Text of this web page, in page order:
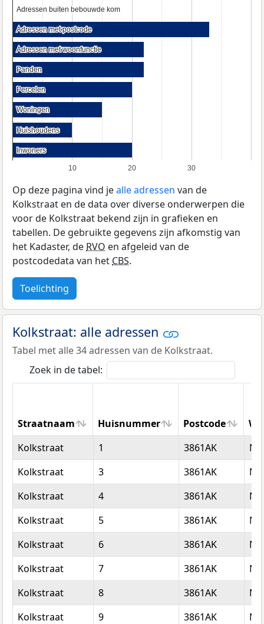
10 20 30
Adressen buiten bebouwde kom
Adressen buiten bebouwde kom
Adressen met postcode
Adressen met postcode
Adressen met woonfunctie
Adressen met woonfunctie
Panden
Panden
Percelen
Percelen
Woningen
Woningen
Huishoudens
Huishoudens
Inwoners
Inwoners
Op deze pagina vind jealle adressen van de
Kolkstraat en de data over diverse onderwerpen die
voor de Kolkstraat bekend zijn in grafieken en
tabellen. De gebruikte gegevens zijn afkomstig van
het Kadaster, deRVO en afgeleid van de
postcodedata van hetCBS.
Toelichting
Kolkstraat: alle adressen
Tabel met alle 34 adressen van de Kolkstraat.
Zoek in de tabel:
Straatnaam Huisnummer Postcode
Straatnaam
Huisnummer Postcode
Kolkstraat 1 3861AK
Kolkstraat
3 3861AK
Kolkstraat
4 3861AK
Kolkstraat
5 3861AK
Kolkstraat
6 3861AK
Kolkstraat
7 3861AK
Kolkstraat
8 3861AK
Kolkstraat
9 3861AK